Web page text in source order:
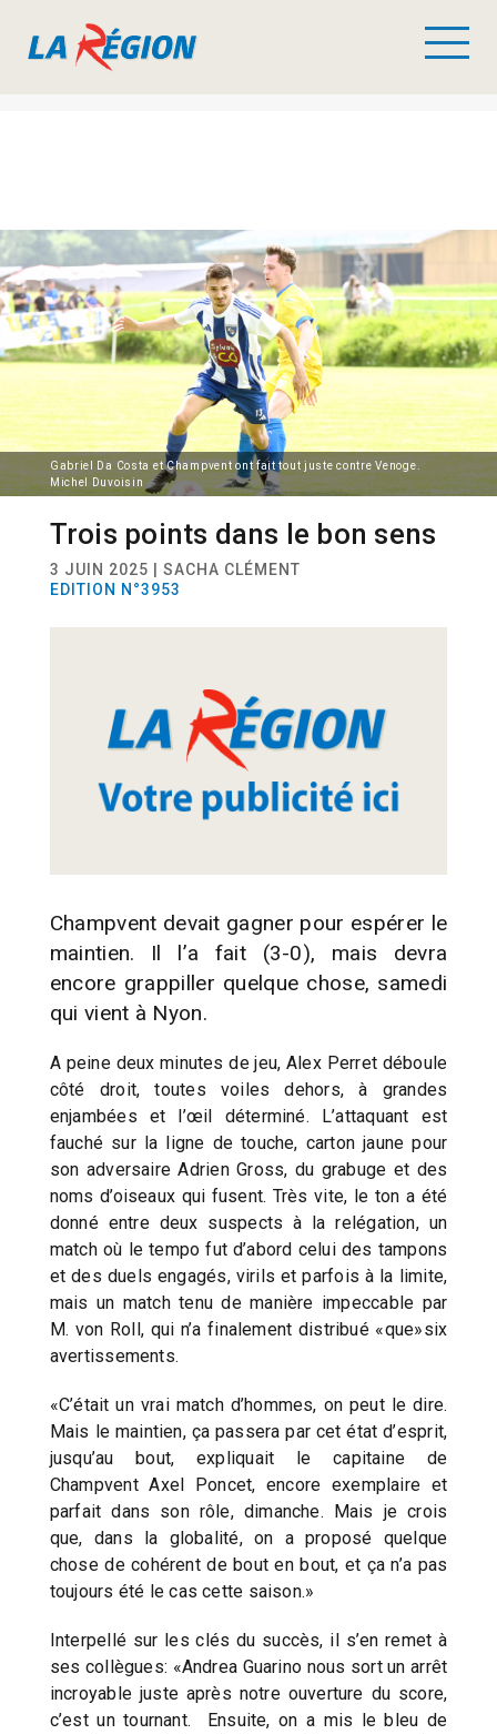
Gabriel Da Costa et Champvent ont fait tout juste contre Venoge.
Michel Duvoisin
Trois points dans le bon sens
3 JUIN 2025 | SACHA CLÉMENT
EDITION N°3953
Champvent devait gagner pour espérer le
maintien. Il l’a fait (3-0), mais devra
encore grappiller quelque chose, samedi
qui vient à Nyon.
A peine deux minutes de jeu, Alex Perret déboule
côté droit, toutes voiles dehors, à grandes
enjambées et l’œil déterminé. L’attaquant est
fauché sur la ligne de touche, carton jaune pour
son adversaire Adrien Gross, du grabuge et des
noms d’oiseaux qui fusent. Très vite, le ton a été
donné entre deux suspects à la relégation, un
match où le tempo fut d’abord celui des tampons
et des duels engagés, virils et parfois à la limite,
mais un match tenu de manière impeccable par
M. von Roll, qui n’a finalement distribué «que»six
avertissements.
«C’était un vrai match d’hommes, on peut le dire.
Mais le maintien, ça passera par cet état d’esprit,
jusqu’au bout, expliquait le capitaine de
Champvent Axel Poncet, encore exemplaire et
parfait dans son rôle, dimanche. Mais je crois
que, dans la globalité, on a proposé quelque
chose de cohérent de bout en bout, et ça n’a pas
toujours été le cas cette saison.»
Interpellé sur les clés du succès, il s’en remet à
ses collègues: «Andrea Guarino nous sort un arrêt
incroyable juste après notre ouverture du score,
c’est un tournant. Ensuite, on a mis le bleu de